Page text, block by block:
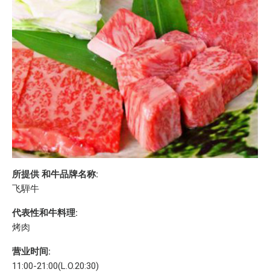
所提供 和牛品牌名称:
飞騨牛
代表性和牛料理:
烤肉
营业时间:
11:00-21:00(L.O.20:30)